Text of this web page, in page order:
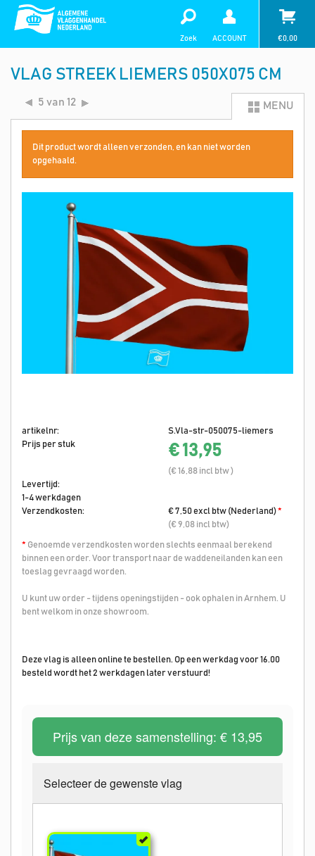
Zoek ACCOUNT €0,00
VLAG STREEK LIEMERS 050X075 CM
5 van 12 MENU
Dit product wordt alleen verzonden, en kan niet worden
opgehaald.
artikelnr:
S.Vla-str-050075-liemers
Prijs per stuk
€ 13,95
(€ 16,88 incl btw )
Levertijd:
1-4 werkdagen
Verzendkosten:
€ 7,50 excl btw (Nederland)*
(€ 9,08 incl btw)
* Genoemde verzendkosten worden slechts eenmaal berekend
binnen een order. Voor transport naar de waddeneilanden kan een
toeslag gevraagd worden.
U kunt uw order - tijdens openingstijden - ook ophalen in Arnhem. U
bent welkom in onze showroom.
Deze vlag is alleen online te bestellen. Op een werkdag voor 16.00
besteld wordt het 2 werkdagen later verstuurd!
Prijs van deze samenstelling: € 13,95
Selecteer de gewenste vlag